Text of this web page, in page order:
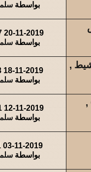
بواسطة
20-11-2019
بواسطة
,
18-11-2019
بواسطة
تنفيذ كافة مشاريع مظلات السيارات 0509913335 ,
12-11-2019
بواسطة
03-11-2019
بواسطة